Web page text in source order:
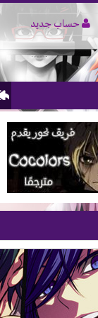
حساب جديد